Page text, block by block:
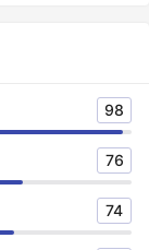
98
76
74